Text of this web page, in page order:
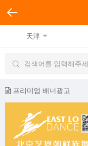
天津
프리미엄 배너광고